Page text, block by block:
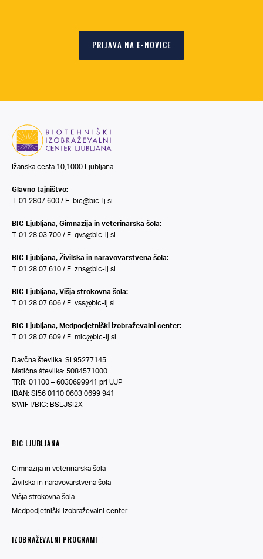
PRIJAVA NA E-NOVICE
Ižanska cesta 10,1000 Ljubljana
Glavno tajništvo:
T: 01 2807 600 / E: bic@bic-lj.si
BIC Ljubljana, Gimnazija in veterinarska šola:
T: 01 28 03 700 / E: gvs@bic-lj.si
BIC Ljubljana, Živilska in naravovarstvena šola:
T: 01 28 07 610 / E: zns@bic-lj.si
BIC Ljubljana, Višja strokovna šola:
T: 01 28 07 606 / E: vss@bic-lj.si
BIC Ljubljana, Medpodjetniški izobraževalni center:
T: 01 28 07 609 / E: mic@bic-lj.si
Davčna številka: SI 95277145
Matična številka: 5084571000
TRR: 01100 – 6030699941 pri UJP
IBAN: SI56 0110 0603 0699 941
SWIFT/BIC: BSLJSI2X
BIC LJUBLJANA
Gimnazija in veterinarska šola
Živilska in naravovarstvena šola
Višja strokovna šola
Medpodjetniški izobraževalni center
IZOBRAŽEVALNI PROGRAMI